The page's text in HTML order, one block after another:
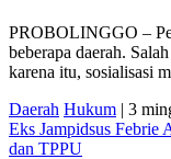
PROBOLINGGO –
beberapa daerah.
karena itu, sosialisasi
Daerah Hukum | 3
Eks Jampidsus Febrie
dan TPPU